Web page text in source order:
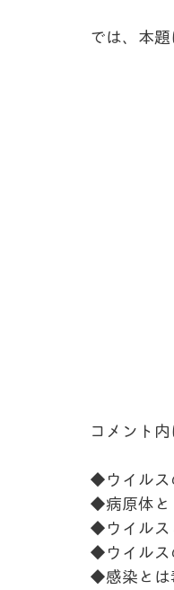
では、本題
コメント
◆ウイルス
◆病原体と
◆ウイルス
◆ウイルス
◆感染とは